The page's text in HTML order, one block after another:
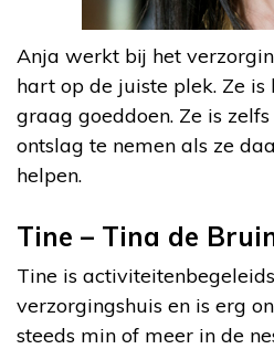
Anja werkt bij het
hart op de juiste plek. Ze
graag goeddoen. Ze is
ontslag te nemen als ze
helpen.
Tine – Tina de
Tine is
verzorgingshuis en is erg
steeds min of meer in de